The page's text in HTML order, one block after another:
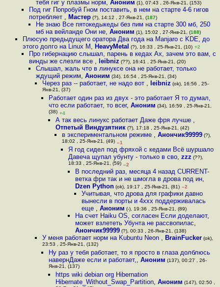
тебя гиг у плазмы норм, Аноним (1), 07:43 , 26-Янв-21, (153)
Под гиг Попробуй Гном поставить, в нем на старте 4-6 гигов
потребляет , Мастер (?), 14:12 , 27-Янв-21, (187)
Не знаю Все пятокедыкеды без пим на старте 300 мб, 250
мб на вейланде Они не, Аноним (1), 15:02 , 27-Янв-21, (188)
Плюсую предыдущего оратора Два года на Manjaro с KDE, до
этого долго на Linux M , HeavyMetal (?), 16:33 , 25-Янв-21, (10) +2
Про гибернацию слышал, парень в кедах Ах, зачем это вам, с
винды же слезли все , leibniz (??), 16:41 , 25-Янв-21, (20)
Слышал, жаль что в линуксе она не работает, только
ждущий режим, Аноним (34), 16:54 , 25-Янв-21, (34)
Через раз -- работает, не надо вот , leibniz (ok), 16:56 , 25-
Янв-21, (37)
Работает один раз из двух - это работает Я то думал,
что если работает, то всег,Аноним (34), 16:59 , 25-Янв-21,
(38) +4
А так весь линукс работает Даже фря лучше ,
Отпетый Виндузятник(?), 17:18 , 25-Янв-21, (42)
в экспериментальном режиме , Анончик99999(?),
18:02 , 25-Янв-21, (49) –1
Я год сидел под фряхой с кедами Всё шуршало
Давеча щупал убунту - только в сво,zzz (??),
18:33 , 25-Янв-21, (59) –2
В последний раз, месяца 4 назад CURRENT-
ветка фри так и не шмогла в дрова под ин,
Dzen Python(ok), 19:17 , 25-Янв-21, (81) –2
Учитывая, что дрова для графики давно
вынесли в порты и 4xxx поддерживалась
еще , Аноним (-), 19:36 , 25-Янв-21, (89)
На счет Haiku OS, согласен Если доделают,
может взлететь Убунта не рассвопилас,
Анончик99999(?), 00:33 , 26-Янв-21, (138)
У меня работает норм на Kubuntu Neon , BrainFucker(ok),
23:53 , 25-Янв-21, (132)
Ну раз у тебя работает, то я просто в глаза долблюсь
навернДаже если и работает,,Аноним (137), 00:27 , 26-
Янв-21, (137)
https wiki debian org Hibernation
Hibernate_Without_Swap_Partition, Аноним (147), 02:50 ,